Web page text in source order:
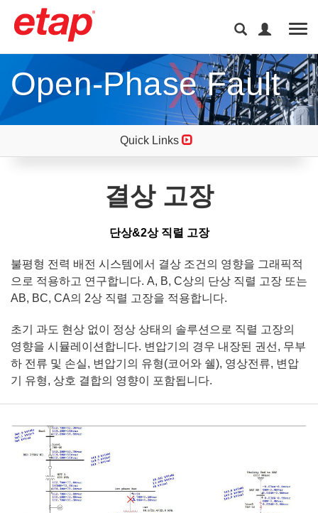
Open-Phase Fault
Quick Links
결상 고장
단상&2상 직렬 고장
불평형 전력 배전 시스템에서 결상 조건의 영향을 그래픽적
으로 적용하고 연구합니다. A, B, C상의 단상 직렬 고장 또는
AB, BC, CA의 2상 직렬 고장을 적용합니다.
초기 과도 현상 없이 정상 상태의 솔루션으로 직렬 고장의
영향을 시뮬레이션합니다. 변압기의 경우 내장된 권선, 무부
하 전류 및 손실, 변압기의 유형(코어와 쉘), 영상전류, 변압
기 유형, 상호 결합의 영향이 포함됩니다.